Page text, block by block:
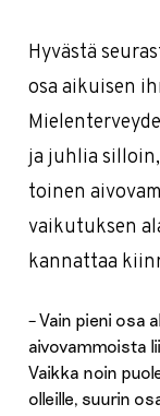
Hyvästä
osa aikuisen
ja juhlia
toinen
vaikutuksen
kannattaa
– Vain pieni osa
aivovammoista
Vaikka noin
olleille, suurin